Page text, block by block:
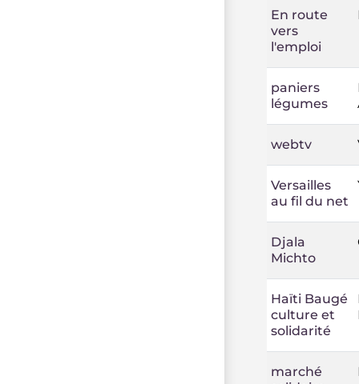
En route
vers
l'emploi
paniers
légumes
webtv
Versailles
au fil du net
Djala
Michto
Haïti Baugé
culture et
solidarité
marché